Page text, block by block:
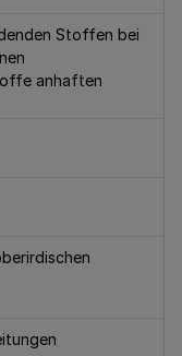
Stoffen bei
anhaften